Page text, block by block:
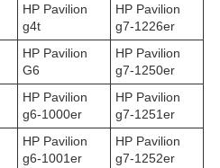
HP Pavilion
g4t
HP Pavilion
g7-1226er
HP Pavilion
G6
HP Pavilion
g7-1250er
HP Pavilion
g6-1000er
HP Pavilion
g7-1251er
HP Pavilion
g6-1001er
HP Pavilion
g7-1252er